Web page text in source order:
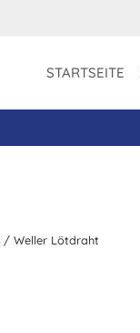
STARTSEITE
/ Weller Lötdraht